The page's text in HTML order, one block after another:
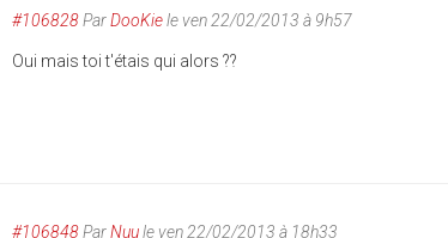
#106828ParDooKiele ven 22/02/2013 à 9h57
Oui mais toi t'étais qui alors ??
#106848ParNuule ven 22/02/2013 à 18h33